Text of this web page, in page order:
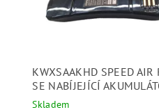
KWXSAAKHD SPEED AIR
SE NABÍJEJÍCÍ
Skladem